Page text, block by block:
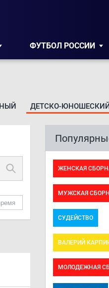
ФУТБОЛ РОССИИ
ДЕТСКО-
ЖЕНСКАЯ
МУЖСКАЯ
СУДЕЙСТВО
ВАЛЕРИЙ
МОЛОДЕЖНАЯ